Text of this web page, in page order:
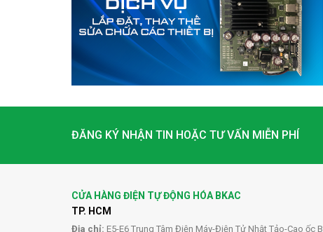
ĐĂNG KÝ NHẬN TIN HOẶC TƯ VẤN MIỄN PHÍ
CỬA HÀNG ĐIỆN TỰ ĐỘNG HÓA BKAC
TP. HCM
Địa chỉ: E5-E6 Trung Tâm Điện Máy-Điện Tử Nhật Tảo-Cao ốc B